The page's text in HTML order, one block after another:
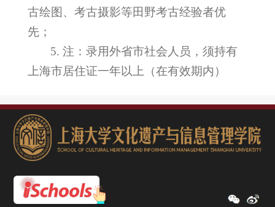
古绘图、考古摄影等田野考古经验者优
先；
5. 注：录用外省市社会人员，须持有
上海市居住证一年以上（在有效期内）